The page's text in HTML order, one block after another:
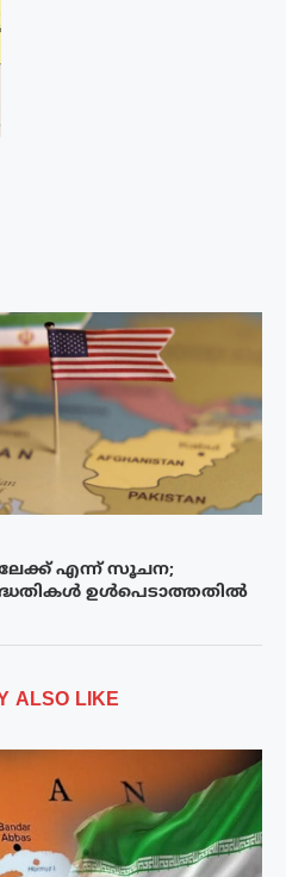
എന്ന് സൂചന;
ഉൾപെടാത്തതിൽ
ALSO LIKE